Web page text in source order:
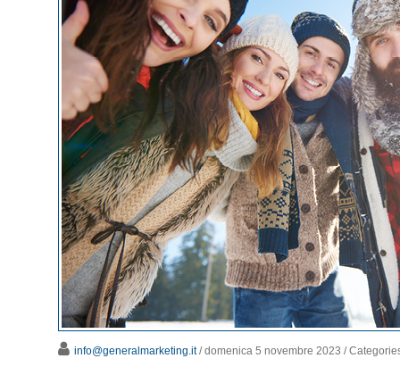
info@generalmarketing.it / domenica 5 novembre 2023 /